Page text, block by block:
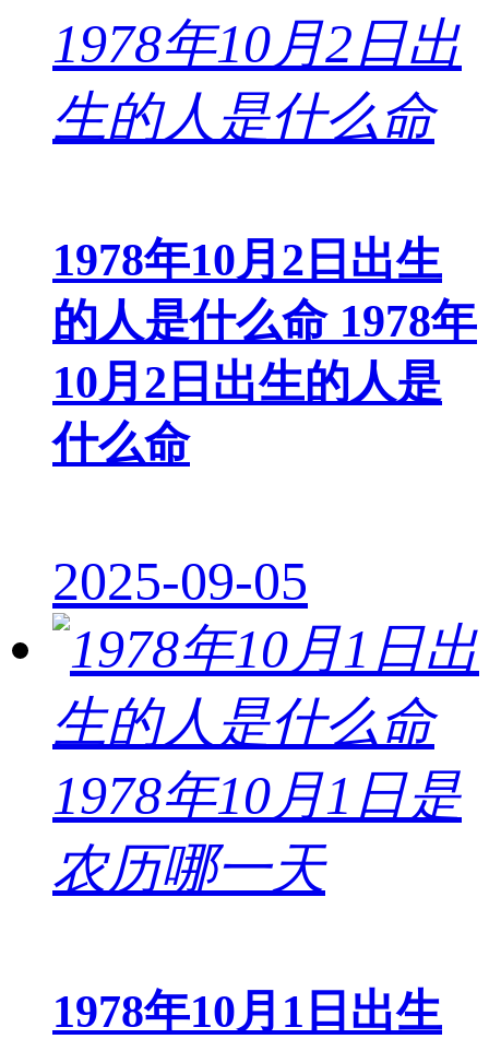
1978年10月2日出生
的人是什么命 1978年
10月2日出生的人是
什么命
2025-09-05
1978年10月1日出生